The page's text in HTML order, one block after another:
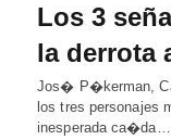
Los 3
la derrota
Jos� P�kerman,
los tres personajes
inesperada ca�da…